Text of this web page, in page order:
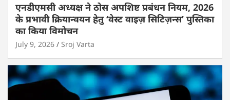
एनडीएमसी अध्यक्ष ने ठोस अपशिष्ट प्रबंधन नियम, 2026
के प्रभावी क्रियान्वयन हेतु ‘वेस्ट वाइज़ सिटिज़न्स’ पुस्तिका
का किया विमोचन
July 9, 2026 Sroj Varta